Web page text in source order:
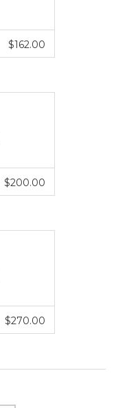
$162.00
$200.00
$270.00